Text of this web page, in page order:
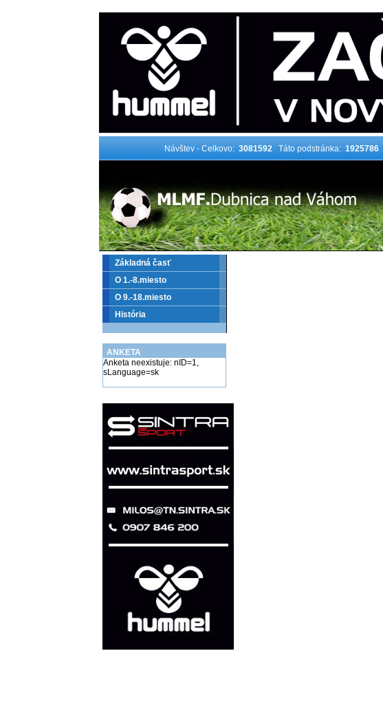
Návštev - Celkovo: 3081592 Táto podstránka: 1925786
Základná časť
O 1.-8.miesto
O 9.-18.miesto
História
ANKETA
Anketa neexistuje: nID=1,
sLanguage=sk